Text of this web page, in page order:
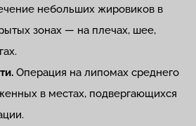
небольших жировиков в
зонах — на плечах, шее,
Операция на липомах среднего
в местах, подвергающихся